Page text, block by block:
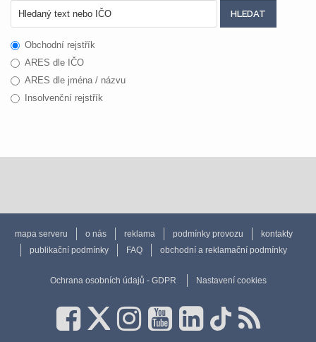
Obchodní rejstřík
ARES dle IČO
ARES dle jména / názvu
Insolvenční rejstřík
mapa serveru o nás reklama podmínky provozu
kontakty
publikační podmínky
FAQ obchodní a reklamační podmínky
Ochrana osobních údajů - GDPR Nastavení cookies